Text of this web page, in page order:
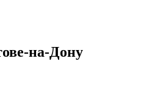
на-Дону